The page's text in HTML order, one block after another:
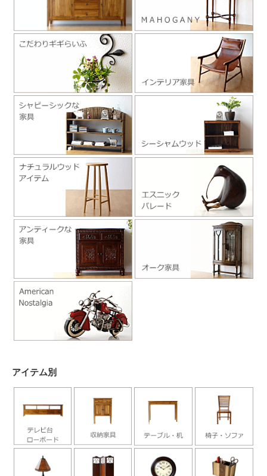
アイテム別